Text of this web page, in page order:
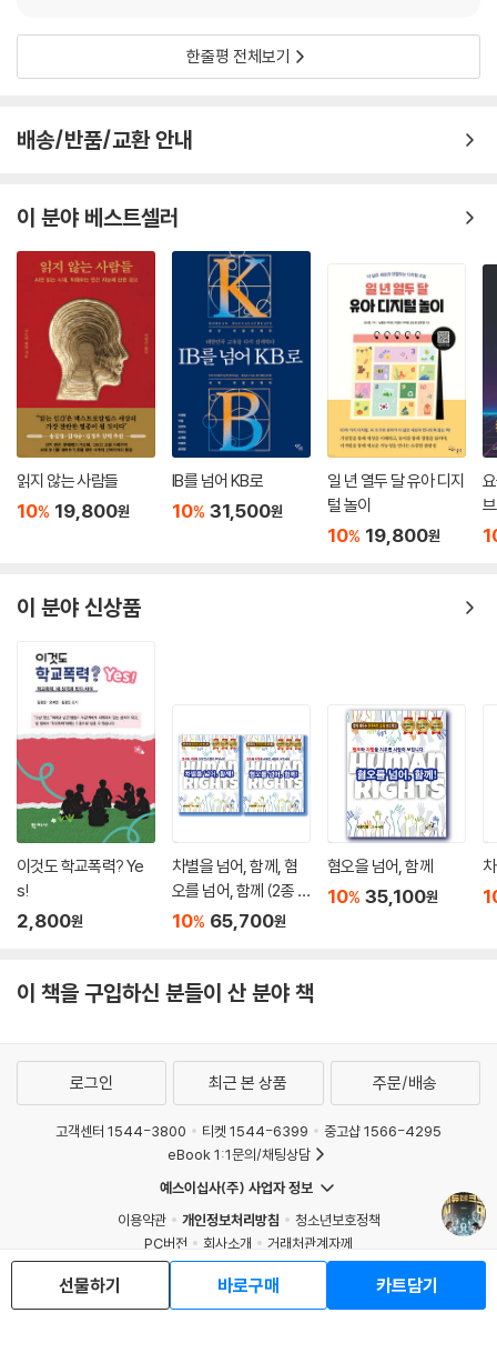
방향, 변화의 목표를 스스로 정해야 한다. 그리고 그 목표를 이룰 수단으로
서의 기술을 주도적으로 선택해야 한다. ‘나의 수업은 개인화를 어떻게 실
나는 것이다. 그때 교사는 필요한 기술적 요소를 지원해달라고 학교와 교
육청에 요청해야 한다.
교사의 역할을 대체하기 위해 기술을 사용하는 것은 분명히 옳지 않다. 기
술을 사용함으로써 교사의 역할이 변화할 순 있지만, 인간을 성장시키는
것은 인간임을 다시 한번 기억해야 한다. 교육에 기술을 적용하면서 모두
함께 달려보자고 격려하는 목소리가 여기저기에서 들린다. 지금이야말로
어디까지 달려야 하는지 그리고 어디로 달려야 하는지, 그 경계선과 방향
을 명확히 해야 할 때다. 과한 것은 부족함만 못하다. 교육에 적용되는 기술
이 그렇다.
--- p.386
한줄평 전체보기
배송/반품/교환 안내
이 분야 베스트셀러
읽지 않는 사람들
10% 19,800원
IB를 넘어 KB로
10% 31,500원
일 년 열두 달 유아 디지
털 놀이
10% 19,800원
h
이 분야 신상품
이것도 학교폭력? Ye
s!
2,800원
차별을 넘어, 함께, 혐
오를 넘어, 함께 (2종 세
트)
10% 65,700원
혐오을 넘어, 함께
10% 35,100원
이 책을 구입하신 분들이 산 분야 책
선물하기 바로구매 카트담기
로그인 최근 본 상품 주문/배송
고객센터 1544-3800 티켓 1544-6399
중고샵 1566-4295
eBook 1:1문의/채팅상담
예스이십사(주) 사업자 정보
이용약관
개인정보처리방침
청소년보호정책
PC버전
회사소개
거래처관계자께
도서홍보
광고
Copyright © YES24 Corp. All Rights Reserved.
MATOM6